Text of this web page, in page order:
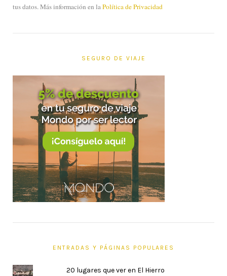
tus datos. Más información en laPolítica de Privacidad
SEGURO DE VIAJE
ENTRADAS Y PÁGINAS POPULARES
20 lugares que ver en El Hierro